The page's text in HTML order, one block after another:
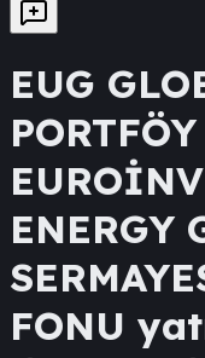
EUG
ENERGY
FONU